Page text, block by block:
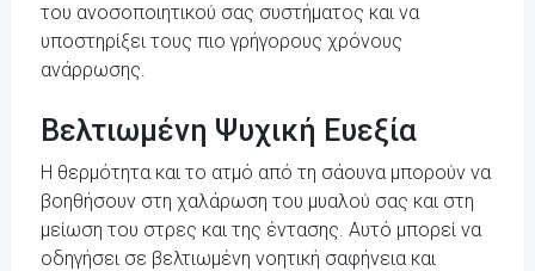
του ανοσοποιητικού σας συστήματος και να
υποστηρίξει τους πιο γρήγορους χρόνους
ανάρρωσης.
Βελτιωμένη Ψυχική Ευεξία
Η θερμότητα και το ατμό από τη σάουνα μπορούν να
βοηθήσουν στη χαλάρωση του μυαλού σας και στη
μείωση του στρες και της έντασης. Αυτό μπορεί να
οδηγήσει σε βελτιωμένη νοητική σαφήνεια και